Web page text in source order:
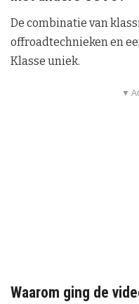
De combinatie van
offroadtechnieken en
Klasse uniek.
▼
Waarom ging de